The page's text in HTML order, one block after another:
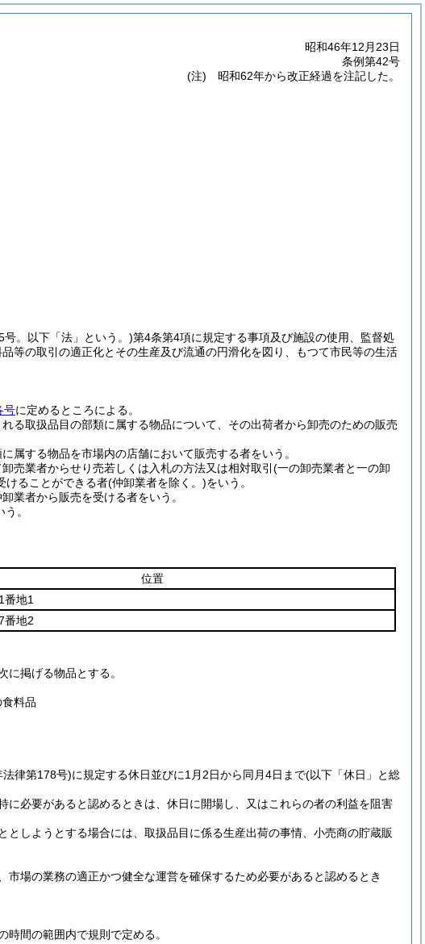
昭和46年12月23日
条例第42号
(注) 昭和62年から改正経過を注記した。
。以下「法」という。)第4条第4項に規定する事項及び施設の使用、監督処
等の取引の適正化とその生産及び流通の円滑化を図り、もつて市民等の生活
号に定めるところによる。
る取扱品目の部類に属する物品について、その出荷者から卸売のための販売
属する物品を市場内の店舗において販売する者をいう。
売業者からせり売若しくは入札の方法又は相対取引 (一の卸売業者と一の卸
けることができる者(仲卸業者を除く。)をいう。
業者から販売を受ける者をいう。
。
位置
番地1
番地2
掲げる物品とする。
料品
律第178号)に規定する休日並びに1月2日から同月4日まで(以下「休日」と総
必要があると認めるときは、休日に開場し、又はこれらの者の利益を阻害
しようとする場合には、取扱品目に係る生産出荷の事情、小売商の貯蔵販
市場の業務の適正かつ健全な運営を確保するため必要があると認めるとき
時間の範囲内で規則で定める。